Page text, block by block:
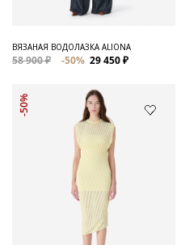
ВЯЗАНАЯ ВОДОЛАЗКА ALIONA
58 900 ₽ -50% 29 450 ₽
-50%